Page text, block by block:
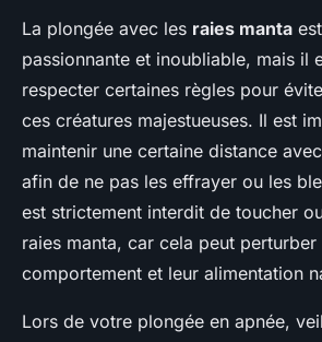
La plongée avec les raies manta
passionnante et inoubliable, mais il
respecter certaines règles pour
ces créatures majestueuses. Il est
maintenir une certaine distance
afin de ne pas les effrayer ou les
est strictement interdit de toucher
raies manta, car cela peut perturber
comportement et leur alimentation
Lors de votre plongée en apnée,